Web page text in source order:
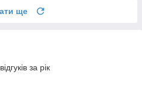
ще
за рік